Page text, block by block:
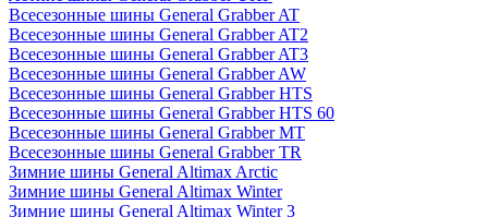
Всесезонные шины General Grabber AT
Всесезонные шины General Grabber AT2
Всесезонные шины General Grabber AT3
Всесезонные шины General Grabber AW
Всесезонные шины General Grabber HTS
Всесезонные шины General Grabber HTS 60
Всесезонные шины General Grabber MT
Всесезонные шины General Grabber TR
Зимние шины General Altimax Arctic
Зимние шины General Altimax Winter
Зимние шины General Altimax Winter 3